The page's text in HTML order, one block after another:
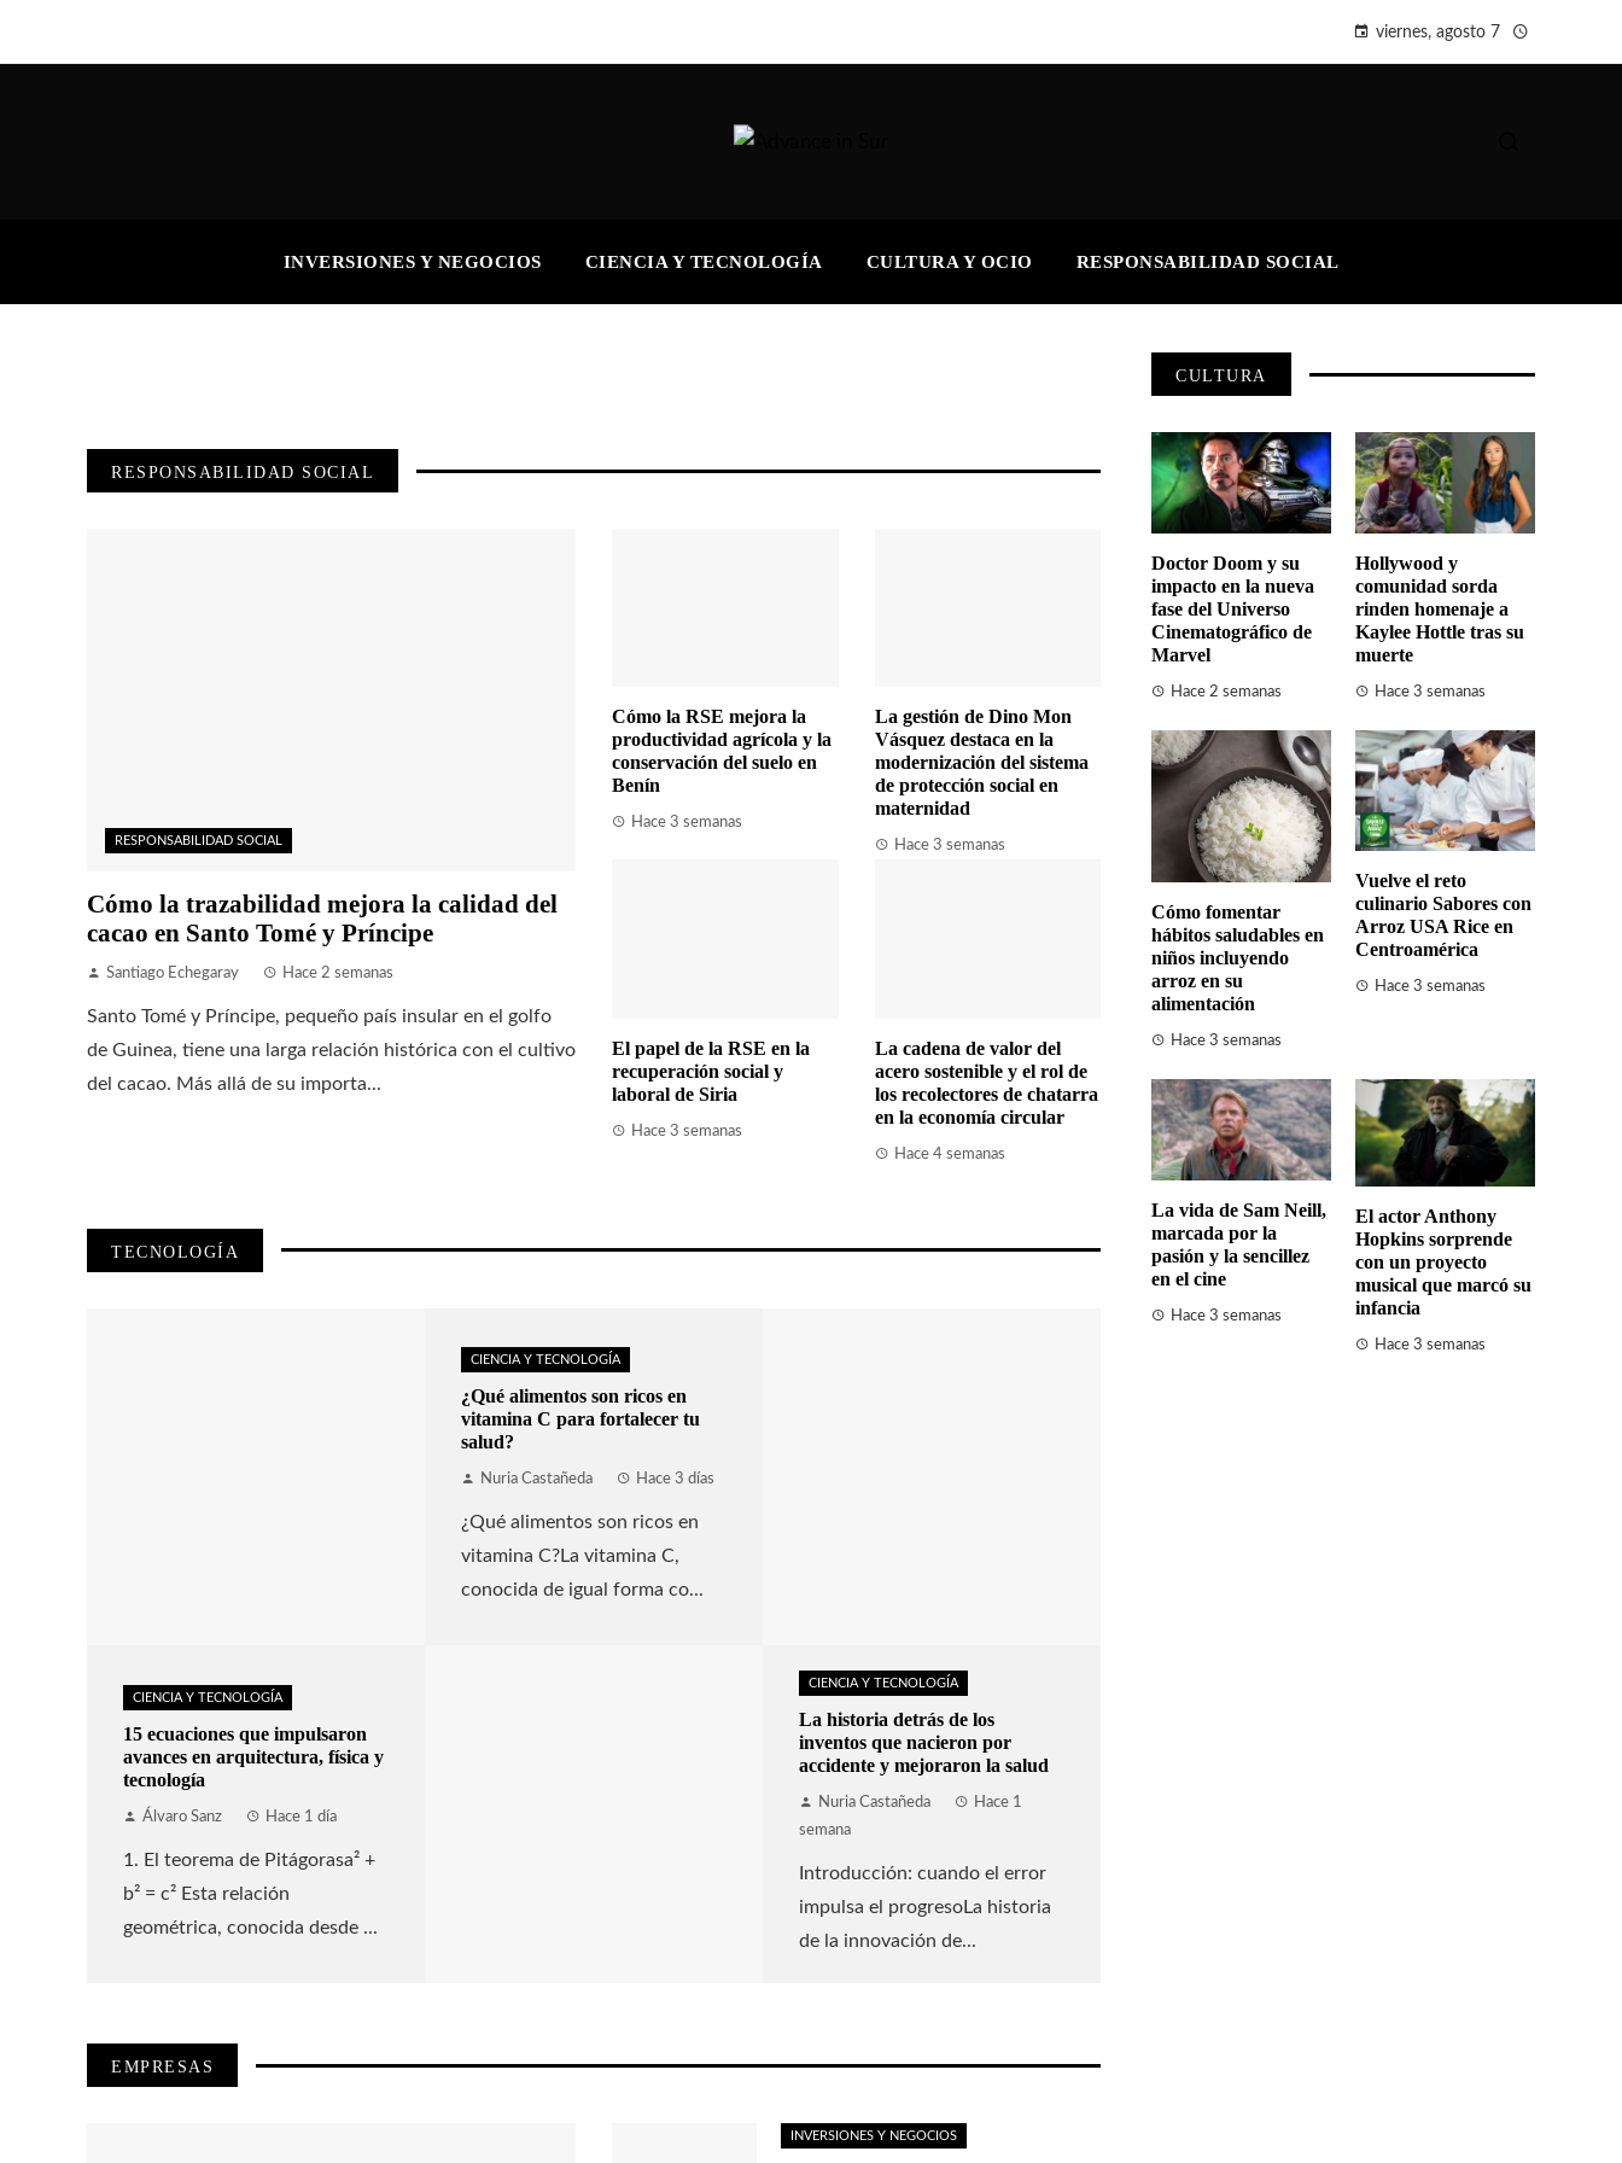
viernes, agosto 7
INVERSIONES Y NEGOCIOS CIENCIA Y TECNOLOGÍA CULTURA Y OCIO RESPONSABILIDAD SOCIAL
RESPONSABILIDAD SOCIAL
RESPONSABILIDAD SOCIAL
Cómo la trazabilidad mejora la calidad del
cacao en Santo Tomé y Príncipe
Santiago Echegaray Hace 2 semanas
Santo Tomé y Príncipe, pequeño país insular en el golfo
de Guinea, tiene una larga relación histórica con el cultivo
del cacao. Más allá de su importa...
Cómo la RSE mejora la
productividad agrícola y la
conservación del suelo en
Benín
Hace 3 semanas
La gestión de Dino Mon
Vásquez destaca en la
modernización del sistema
de protección social en
maternidad
Hace 3 semanas
El papel de la RSE en la
recuperación social y
laboral de Siria
Hace 3 semanas
La cadena de valor del
acero sostenible y el rol de
los recolectores de chatarra
en la economía circular
Hace 4 semanas
TECNOLOGÍA
CIENCIA Y TECNOLOGÍA
15 ecuaciones que impulsaron
avances en arquitectura, física y
tecnología
Álvaro Sanz Hace 1 día
1. El teorema de Pitágorasa² +
b² = c² Esta relación
geométrica, conocida desde ...
CIENCIA Y TECNOLOGÍA
¿Qué alimentos son ricos en
vitamina C para fortalecer tu
salud?
Nuria Castañeda Hace 3 días
¿Qué alimentos son ricos en
vitamina C?La vitamina C,
conocida de igual forma co...
CIENCIA Y TECNOLOGÍA
La historia detrás de los
inventos que nacieron por
accidente y mejoraron la salud
Nuria Castañeda
Hace 1
semana
Introducción: cuando el error
impulsa el progresoLa historia
de la innovación de...
EMPRESAS
INVERSIONES Y NEGOCIOS
CULTURA
Doctor Doom y su
impacto en la nueva
fase del Universo
Cinematográfico de
Marvel
Hace 2 semanas
Hollywood y
comunidad sorda
rinden homenaje a
Kaylee Hottle tras su
muerte
Hace 3 semanas
Cómo fomentar
hábitos saludables en
niños incluyendo
arroz en su
alimentación
Hace 3 semanas
Vuelve el reto
culinario Sabores con
Arroz USA Rice en
Centroamérica
Hace 3 semanas
La vida de Sam Neill,
marcada por la
pasión y la sencillez
en el cine
Hace 3 semanas
El actor Anthony
Hopkins sorprende
con un proyecto
musical que marcó su
infancia
Hace 3 semanas